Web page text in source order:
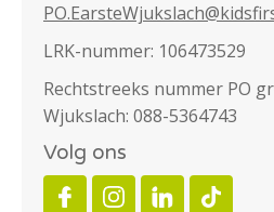
LRK-nummer: 106473529
Rechtstreeks nummer PO
Wjukslach: 088-5364743
Volg ons